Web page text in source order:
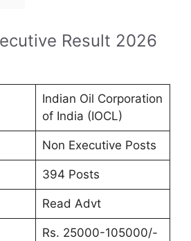
Result 2026
Indian Oil Corporation
of India (IOCL)
Non Executive Posts
394 Posts
Read Advt
Rs. 25000-105000/-